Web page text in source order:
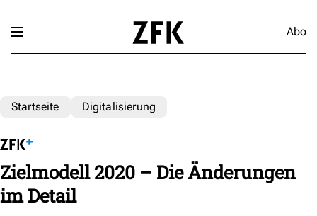
Abo
Startseite Digitalisierung
Zielmodell 2020 – Die Änderungen
im Detail